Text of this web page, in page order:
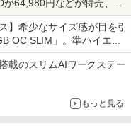
64,980円などが特売、
前半のHDD価格]
】希少なサイズ感が目を引
OC SLIM」。準ハイエン
スリムボディでもパフォ
仁
載のスリムAIワークステー
もっと見る